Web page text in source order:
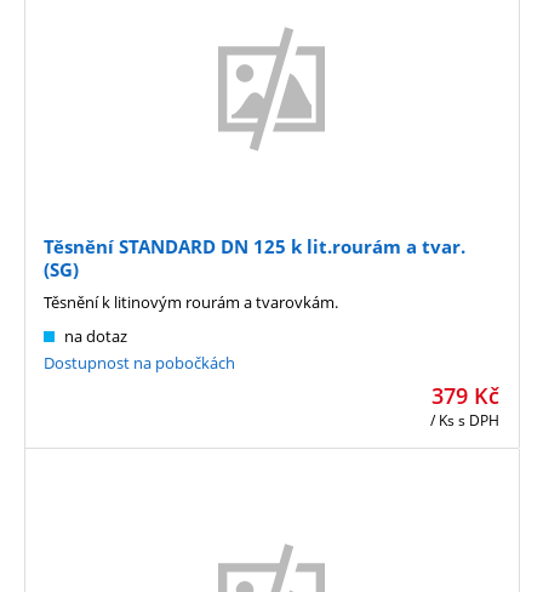
Těsnění STANDARD DN 125 k lit.rourám a tvar.
(SG)
379 Kč
/ Kss DPH
na dotaz
Dostupnost na pobočkách
Těsnění k litinovým rourám a tvarovkám.